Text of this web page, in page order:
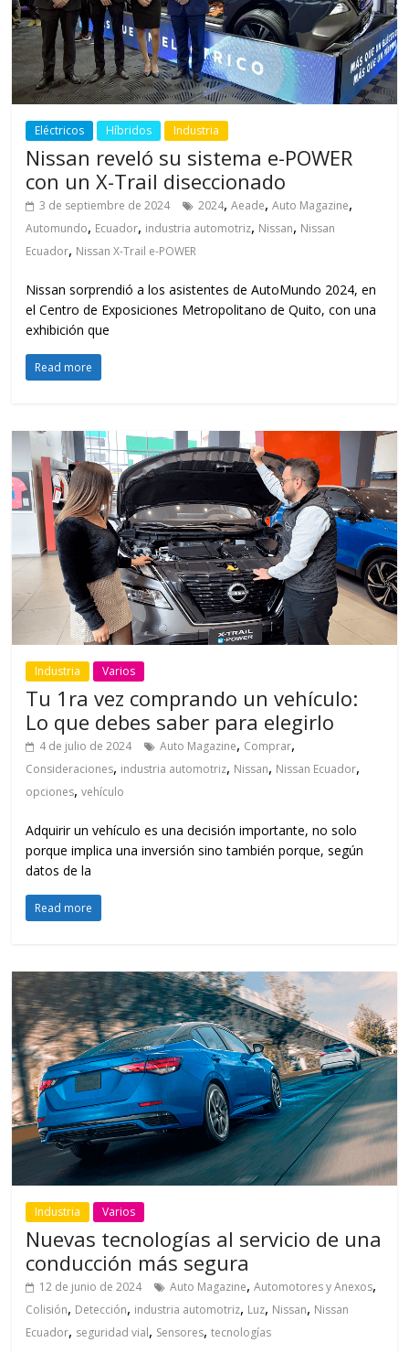
Eléctricos Híbridos Industria
Nissan reveló su sistema e-POWER
con un X-Trail diseccionado
3 de septiembre de 2024 2024,Aeade,Auto Magazine,
Automundo, Ecuador, industria automotriz, Nissan, Nissan
Ecuador, Nissan X-Trail e-POWER
Nissan sorprendió a los asistentes de AutoMundo 2024, en
el Centro de Exposiciones Metropolitano de Quito, con una
exhibición que
Read more
Industria Varios
Tu 1ra vez comprando un vehículo:
Lo que debes saber para elegirlo
4 de julio de 2024 Auto Magazine, Comprar,
Consideraciones, industria automotriz, Nissan, Nissan Ecuador,
opciones,vehículo
Adquirir un vehículo es una decisión importante, no solo
porque implica una inversión sino también porque, según
datos de la
Read more
Industria Varios
Nuevas tecnologías al servicio de una
conducción más segura
12 de junio de 2024 Auto Magazine,Automotores y Anexos,
Colisión, Detección, industria automotriz, Luz, Nissan, Nissan
Ecuador, seguridad vial, Sensores,tecnologías